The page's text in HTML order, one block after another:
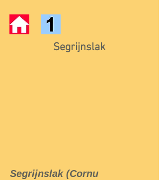
Segrijnslak
Segrijnslak (Cornu